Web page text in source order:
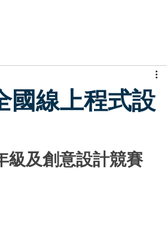
國線上程式設
級及創意設計競賽